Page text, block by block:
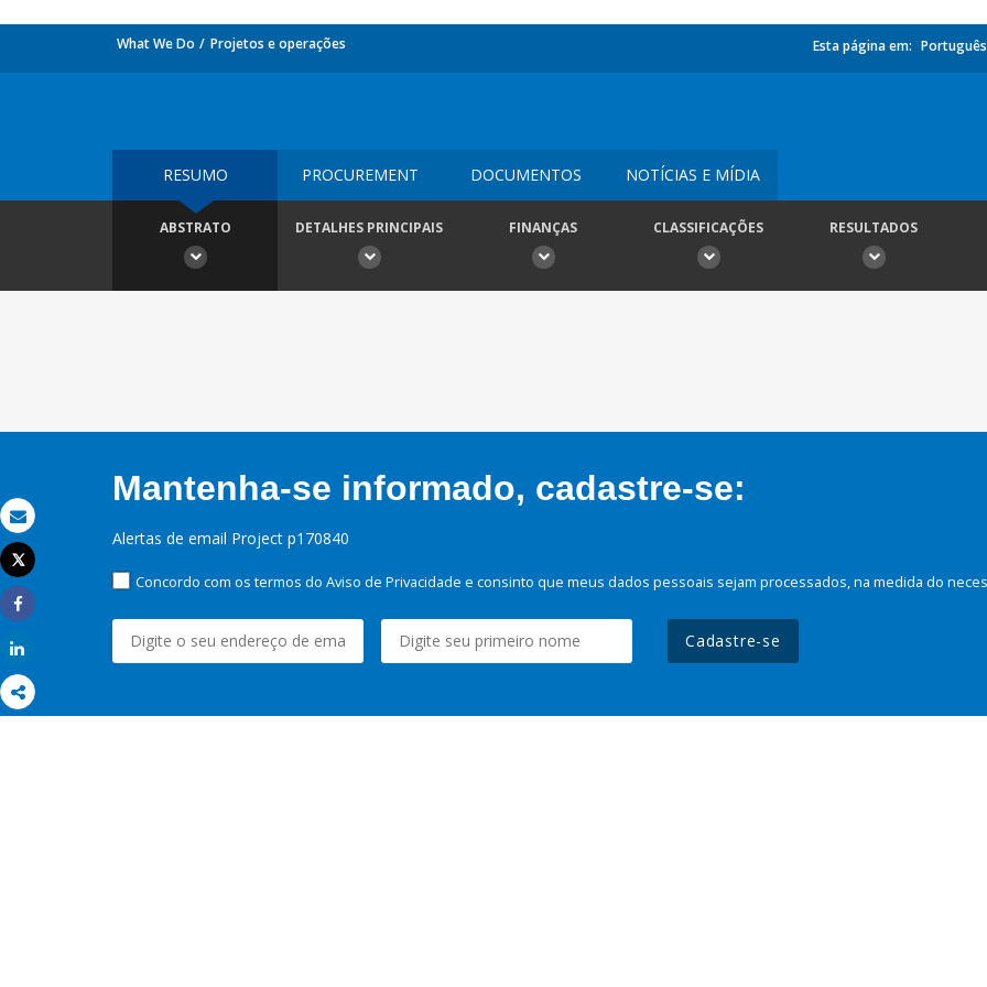
Email
Imprimir
Tweet
Share
What We Do Projetos e operações Esta página em: Português
RESUMO PROCUREMENT DOCUMENTOS NOTÍCIAS E MÍDIA
ABSTRATO DETALHES PRINCIPAIS FINANÇAS CLASSIFICAÇÕES RESULTADOS
Mantenha-se informado, cadastre-se:
Alertas de email Project p170840
Concordo com os termos do Aviso de Privacidade e consinto que meus dados pessoais sejam processados, na medida do
Cadastre-se